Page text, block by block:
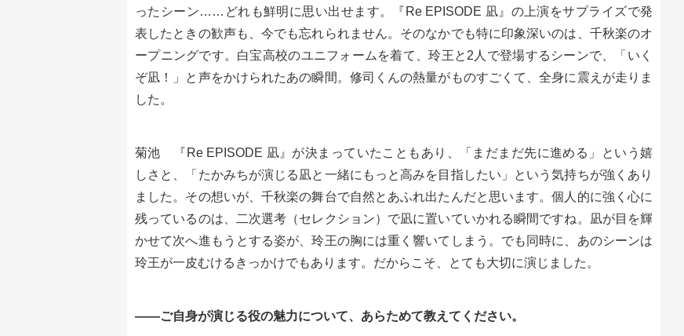
ったシーン……どれも鮮明に思い出せます。『Re EPISODE 凪』の上演をサプライズで発
表したときの歓声も、今でも忘れられません。そのなかでも特に印象深いのは、千秋楽のオ
ープニングです。白宝高校のユニフォームを着て、玲王と2人で登場するシーンで、「いく
ぞ凪！」と声をかけられたあの瞬間。修司くんの熱量がものすごくて、全身に震えが走りま
した。
菊池 『Re EPISODE 凪』が決まっていたこともあり、「まだまだ先に進める」という嬉
しさと、「たかみちが演じる凪と一緒にもっと高みを目指したい」という気持ちが強くあり
ました。その想いが、千秋楽の舞台で自然とあふれ出たんだと思います。個人的に強く心に
残っているのは、二次選考（セレクション）で凪に置いていかれる瞬間ですね。凪が目を輝
かせて次へ進もうとする姿が、玲王の胸には重く響いてしまう。でも同時に、あのシーンは
玲王が一皮むけるきっかけでもあります。だからこそ、とても大切に演じました。
――ご自身が演じる役の魅力について、あらためて教えてください。